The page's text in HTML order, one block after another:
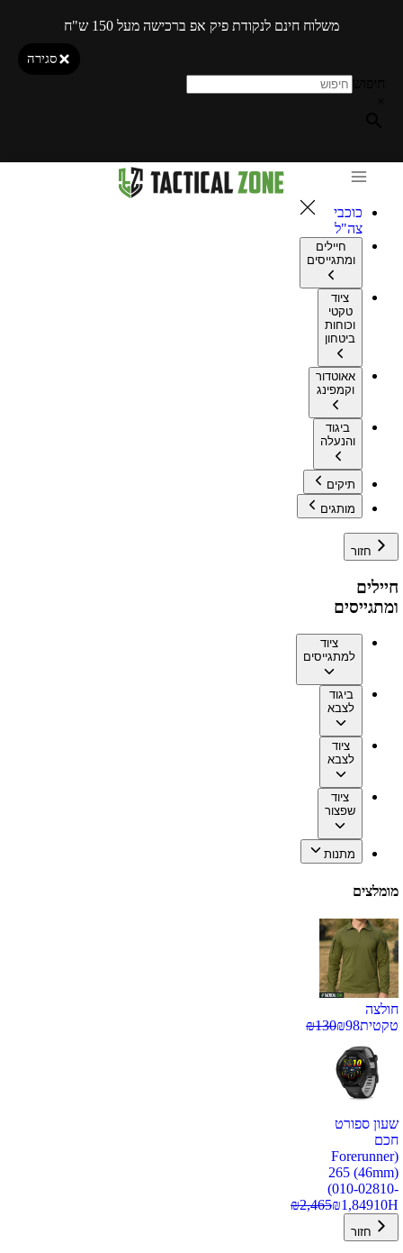
משלוח חינם לנקודת פיק אפ ברכישה מעל 150 ש"ח
סגירה
כוכבי
צה"ל
חיילים
ומתגייסים
ציוד
טקטי
וכוחות
ביטחון
אאוטדור
וקמפינג
ביגוד
והנעלה
תיקים
מותגים
חזור
חיילים
ומתגייסים
ציוד
למתגייסים
ביגוד
לצבא
ציוד
לצבא
ציוד
שפצור
מתנות
מומלצים
חולצה
טקטית
₪98
₪130
שעון ספורט
חכם
(Forerunner
265 (46mm)
(010-02810-
10H
₪1,849
₪2,465
חזור